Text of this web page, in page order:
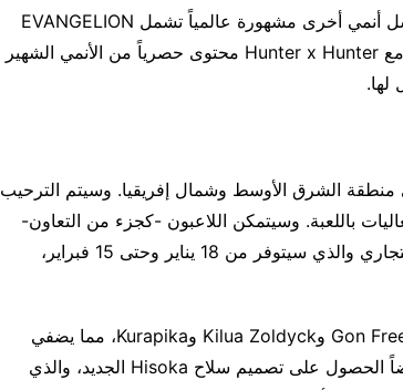
السابقة التي شملت سلاسل أنمي أخرى مشهورة عالمياً تشمل EVANGELION
وJUJUTSU KAISEN وARCANE، تجلب الشراكة الجديدة مع Hunter x Hunter محتوى حصرياً من الأنمي الشهير
لها.
من 18 يناير ويستمر حتى 15 فبراير في منطقة الشرق الأوسط وشمال إفريقيا. وسيتم الترحيب
باللعبة. وسيتمكن اللاعبون -كجزء من التعاون-
من الحصول على عناصر ذات إصدار محدود من الصندوق التجاري والذي سيتوفر من 18 يناير وحتى 15 فبراير،
ويستطيع اللاعبون أيضاً الحصول على مظهر شخصيات Gon Freecss وKilua Zoldyck وKurapika، مما يضفي
لمسة فريدة على أسلوب لعبهم. إضافةً إلى ذلك، يمكنهم أيضاً الحصول على تصميم سلاح Hisoka الجديد، والذي